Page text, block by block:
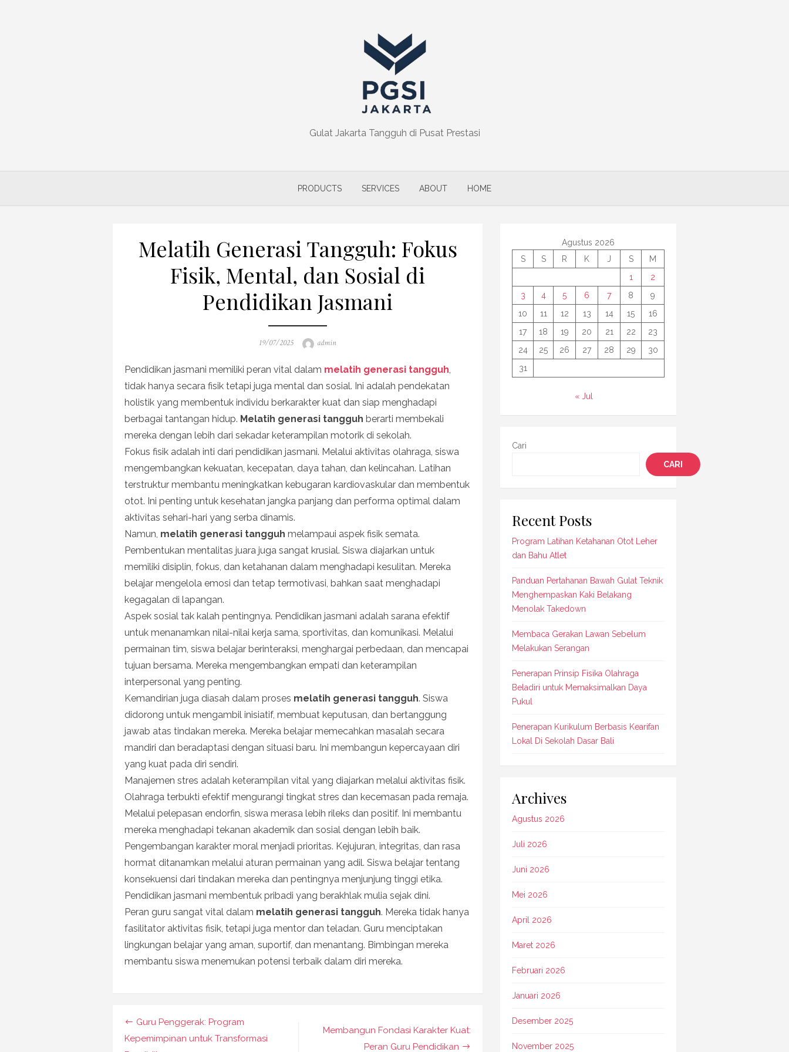
Gulat Jakarta Tangguh di Pusat Prestasi
PRODUCTS SERVICES ABOUT HOME
Melatih Generasi Tangguh: Fokus
Fisik, Mental, dan Sosial di
Pendidikan Jasmani
Posted
19/07/2025 Author
admin
Pendidikan jasmani memiliki peran vital dalam melatih generasi tangguh,
tidak hanya secara fisik tetapi juga mental dan sosial. Ini adalah pendekatan
holistik yang membentuk individu berkarakter kuat dan siap menghadapi
berbagai tantangan hidup. Melatih generasi tangguh berarti membekali
mereka dengan lebih dari sekadar keterampilan motorik di sekolah.
Fokus fisik adalah inti dari pendidikan jasmani. Melalui aktivitas olahraga, siswa
mengembangkan kekuatan, kecepatan, daya tahan, dan kelincahan. Latihan
terstruktur membantu meningkatkan kebugaran kardiovaskular dan membentuk
otot. Ini penting untuk kesehatan jangka panjang dan performa optimal dalam
aktivitas sehari-hari yang serba dinamis.
Namun, melatih generasi tangguh melampaui aspek fisik semata.
Pembentukan mentalitas juara juga sangat krusial. Siswa diajarkan untuk
memiliki disiplin, fokus, dan ketahanan dalam menghadapi kesulitan. Mereka
belajar mengelola emosi dan tetap termotivasi, bahkan saat menghadapi
kegagalan di lapangan.
Aspek sosial tak kalah pentingnya. Pendidikan jasmani adalah sarana efektif
untuk menanamkan nilai-nilai kerja sama, sportivitas, dan komunikasi. Melalui
permainan tim, siswa belajar berinteraksi, menghargai perbedaan, dan mencapai
tujuan bersama. Mereka mengembangkan empati dan keterampilan
interpersonal yang penting.
Kemandirian juga diasah dalam proses melatih generasi tangguh. Siswa
didorong untuk mengambil inisiatif, membuat keputusan, dan bertanggung
jawab atas tindakan mereka. Mereka belajar memecahkan masalah secara
mandiri dan beradaptasi dengan situasi baru. Ini membangun kepercayaan diri
yang kuat pada diri sendiri.
Manajemen stres adalah keterampilan vital yang diajarkan melalui aktivitas fisik.
Olahraga terbukti efektif mengurangi tingkat stres dan kecemasan pada remaja.
Melalui pelepasan endorfin, siswa merasa lebih rileks dan positif. Ini membantu
mereka menghadapi tekanan akademik dan sosial dengan lebih baik.
Pengembangan karakter moral menjadi prioritas. Kejujuran, integritas, dan rasa
hormat ditanamkan melalui aturan permainan yang adil. Siswa belajar tentang
konsekuensi dari tindakan mereka dan pentingnya menjunjung tinggi etika.
Pendidikan jasmani membentuk pribadi yang berakhlak mulia sejak dini.
Peran guru sangat vital dalam melatih generasi tangguh. Mereka tidak hanya
fasilitator aktivitas fisik, tetapi juga mentor dan teladan. Guru menciptakan
lingkungan belajar yang aman, suportif, dan menantang. Bimbingan mereka
membantu siswa menemukan potensi terbaik dalam diri mereka.
Navigasi
pos
Membangun Fondasi Karakter Kuat:
Peran Guru Pendidikan
Guru Penggerak: Program
Kepemimpinan untuk Transformasi
Agustus 2026
S
S R K J S
M
1
2
3
4 5 6 7 8
9
10
11 12 13 14 15
16
17
18 19 20 21 22
23
24
25 26 27 28 29
30
31
« Jul
Cari
CARI
Recent Posts
Program Latihan Ketahanan Otot Leher
dan Bahu Atlet
Panduan Pertahanan Bawah Gulat Teknik
Menghempaskan Kaki Belakang
Menolak Takedown
Membaca Gerakan Lawan Sebelum
Melakukan Serangan
Penerapan Prinsip Fisika Olahraga
Beladiri untuk Memaksimalkan Daya
Pukul
Penerapan Kurikulum Berbasis Kearifan
Lokal Di Sekolah Dasar Bali
Archives
Agustus 2026
Juli 2026
Juni 2026
Mei 2026
April 2026
Maret 2026
Februari 2026
Januari 2026
Desember 2025
November 2025